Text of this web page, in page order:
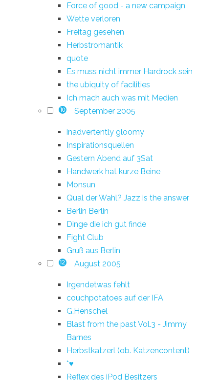
Force of good - a new campaign
Wette verloren
Freitag gesehen
Herbstromantik
quote
Es muss nicht immer Hardrock sein
the ubiquity of facilities
Ich mach auch was mit Medien
10 September 2005
inadvertently gloomy
Inspirationsquellen
Gestern Abend auf 3Sat
Handwerk hat kurze Beine
Monsun
Qual der Wahl? Jazz is the answer
Berlin Berlin
Dinge die ich gut finde
Fight Club
Gruß aus Berlin
12 August 2005
Irgendetwas fehlt
couchpotatoes auf der IFA
G.Henschel
Blast from the past Vol.3 - Jimmy
Barnes
Herbstkatzerl (ob. Katzencontent)
*♥
Reflex des iPod Besitzers